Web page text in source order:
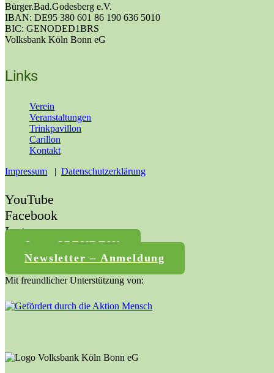
Bürger.Bad.Godesberg e.V.
IBAN: DE95 380 601 86 190 636 5010
BIC: GENODED1BRS
Volksbank Köln Bonn eG
Links
Verein
Veranstaltungen
Trinkpavillon
Carillon
Kontakt
Impressum | Datenschutzerklärung
YouTube
Facebook
Instagram
Jetzt SPENDEN!
Newsletter – Anmeldung
Mit freundlicher Unterstützung von: